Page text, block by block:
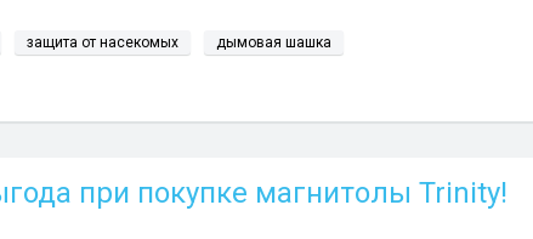
защита от насекомых
дымовая шашка
при покупке магнитолы Trinity!